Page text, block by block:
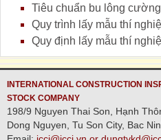
Tiêu chuẩn bu lông
Quy trình lấy mẫu thí
Quy định lấy mẫu thí
INTERNATIONAL CONSTRUCTION
STOCK COMPANY
198/9 Nguyen Thai Son, Hạnh
Dong Nguyen, Tu Son City, Bac